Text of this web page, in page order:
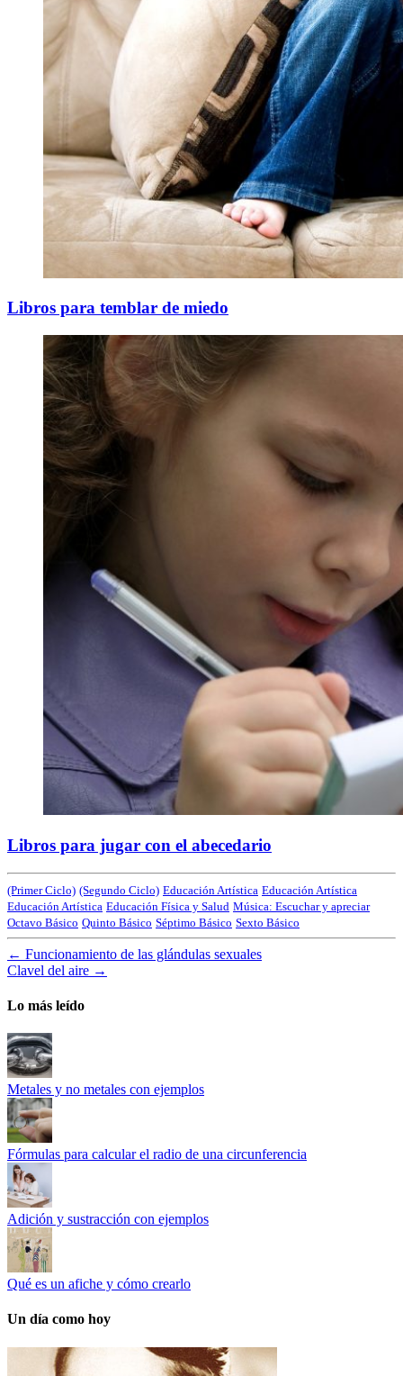
Libros para temblar de miedo
Libros para jugar con el abecedario
(Primer Ciclo) (Segundo Ciclo) Educación Artística Educación Artística
Educación Artística Educación Física y Salud Música: Escuchar y apreciar
Octavo Básico Quinto Básico Séptimo Básico Sexto Básico
← Funcionamiento de las glándulas sexuales
Clavel del aire →
Lo más leído
Metales y no metales con ejemplos
Fórmulas para calcular el radio de una circunferencia
Adición y sustracción con ejemplos
Qué es un afiche y cómo crearlo
Un día como hoy